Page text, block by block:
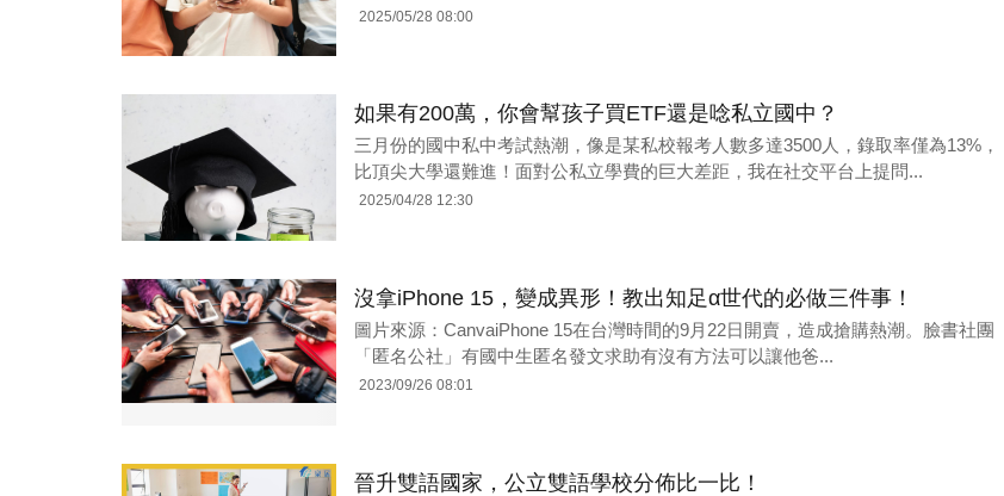
2025/05/28 08:00
如果有200萬，你會幫孩子買ETF還是唸私立國中？
三月份的國中私中考試熱潮，像是某私校報考人數多達3500人，錄取率僅為13%，
比頂尖大學還難進！面對公私立學費的巨大差距，我在社交平台上提問...
2025/04/28 12:30
沒拿iPhone 15，變成異形！教出知足α世代的必做三件事！
圖片來源：CanvaiPhone 15在台灣時間的9月22日開賣，造成搶購熱潮。臉書社團
「匿名公社」有國中生匿名發文求助有沒有方法可以讓他爸...
2023/09/26 08:01
晉升雙語國家，公立雙語學校分佈比一比！